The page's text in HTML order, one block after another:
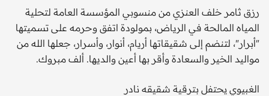
رزق ثامر خلف العنزي من منسوبي المؤسسة العامة لتحلية
المياه المالحة في الرياض، بمولودة اتفق وحرمه على تسميتها
"أبرار"، لتنضم إلى شقيقاتها أريام، أنوار، وأسرار، جعلها الله من
مواليد الخير والسعادة وأقر بها أعين والديها. ألف مبروك.
الغبيوي يحتفل بترقية شقيقه نادر